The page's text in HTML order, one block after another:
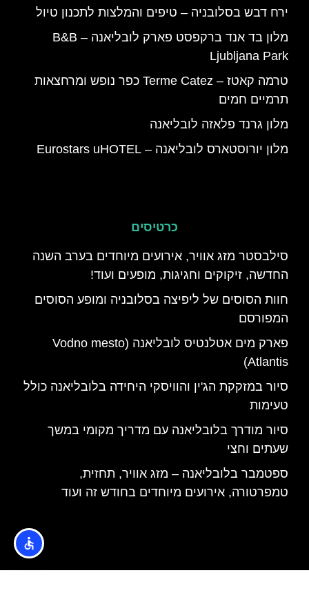
ירח דבש בסלובניה – טיפים והמלצות לתכנון טיול
מלון בד אנד ברקפסט פארק לובליאנה – B&B
Ljubljana Park
טרמה קאטז – Terme Catez כפר נופש ומרחצאות
תרמיים חמים
מלון גרנד פלאזה לובליאנה
מלון יורוסטארס לובליאנה – Eurostars uHOTEL
כרטיסים
סילבסטר מזג אוויר, אירועים מיוחדים בערב השנה
החדשה, זיקוקים וחגיגות, מופעים ועוד!
‪חוות הסוסים של ליפיצה בסלובניה ומופע הסוסים
המפורסם
פארק מים אטלנטיס לובליאנה (Vodno mesto
Atlantis)
סיור במזקקת הג'ין והוויסקי היחידה בלובליאנה כולל
טעימות
סיור מודרך בלובליאנה עם מדריך מקומי במשך
שעתים וחצי
ספטמבר בלובליאנה – מזג אוויר, תחזית,
טמפרטורה, אירועים מיוחדים בחודש זה ועוד